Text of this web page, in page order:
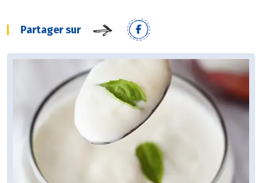
Partager sur